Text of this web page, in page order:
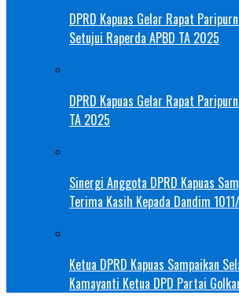
DPRD Kapuas Gelar Rapat
Setujui Raperda APBD TA 2025
DPRD Kapuas Gelar Rapat
TA 2025
Sinergi Anggota DPRD Kapuas
Terima Kasih Kepada Dandim
Ketua DPRD Kapuas Sampaikan
Kamayanti Ketua DPD Partai